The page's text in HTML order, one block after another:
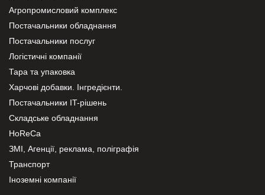
Агропромисловий комплекс
Постачальники обладнання
Постачальники послуг
Логістичні компанії
Тара та упаковка
Харчові добавки. Інгредієнти.
Постачальники IT-рішень
Складське обладнання
HoReCa
ЗМІ, Агенції, реклама, поліграфія
Транспорт
Іноземні компанії